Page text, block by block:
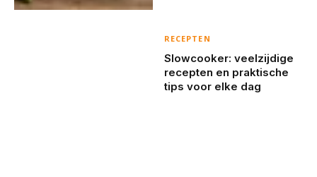
RECEPTEN
Slowcooker: veelzijdige
recepten en praktische
tips voor elke dag